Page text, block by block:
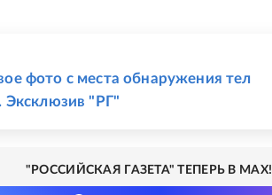
фото с места обнаружения тел
Эксклюзив "РГ"
"РОССИЙСКАЯ ГАЗЕТА" ТЕПЕРЬ В MAX!